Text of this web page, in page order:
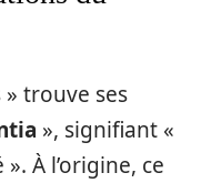
» trouve ses
», signifiant «
À l’origine, ce